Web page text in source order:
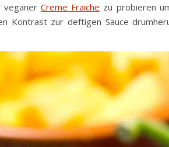
Creme Fraiche zu probieren
Kontrast zur deftigen Sauce